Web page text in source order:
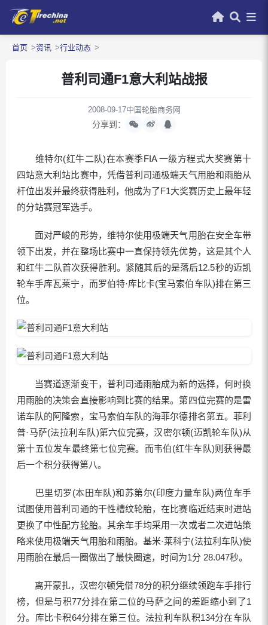
首页 资讯 行业动态
普利司通F1意大利站战报
2008-09-17中国轮胎商务网
分享到：
维特尔(红牛二队)在本赛季FIA 一级方程式大奖赛第十
四站意大利站比赛中，凭借普利司通极端天气用胎和雨胎从
杆位出发并最终获得胜利，他成为了F1大奖赛历史上最年轻
的分站赛冠军选手。
面对严峻的形势，维特尔使用极端天气用胎在安全车带
领下出发，并在整场比赛中一直保持领先优势，这是其个人
和红牛二队首次获得胜利。紧随其后的是落后12.5秒的迈凯
轮车手库瓦莱宁，而罗伯特·库比卡(宝马索伯车队)排在第三
位。
当赛道逐渐变干，普利司通雨胎成为新的选择，何时换
用雨胎的决策会直接影响到比赛的结果。第四位完赛的是雷
诺车队的阿隆索，宝马索伯车队的海菲尔德排名第五。菲利
普·马萨(法拉利车队)第六位完赛，汉密尔顿(迈凯轮车队)从
第十五位发车最终第七位完赛。而韦伯(红牛车队)则获得最
后一个积分获得第八。
巴里切罗(本田车队)和苏第尔(印度力量车队)两位车手
试图使用普利司通的干性槽纹轮胎，在比赛临近结束时进站
更换了中性配方轮胎。其余车手均采用一次或者二次进站策
略来使用极端天气用胎和雨胎。基米·莱科宁(法拉利车队)使
用雨胎在最后一圈做出了最快圈速，时间为1分 28.047秒。
离开蒙扎，汉密尔顿凭借78分的积分继续领跑车手排行
榜，但是与积77分排在第二位的马萨之间的差距缩小到了1
分。库比卡积64分排在第三位。法拉利车队积134分在车队